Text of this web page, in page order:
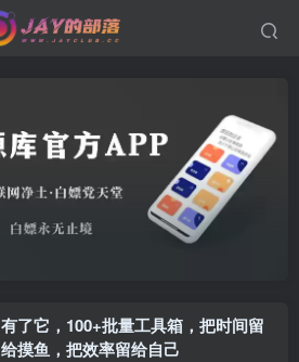
有了它，100+批量工具箱，把时间留
给摸鱼，把效率留给自己